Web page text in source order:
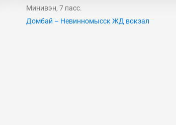
Минивэн, 7 пасс.
Домбай – Невинномысск ЖД вокзал